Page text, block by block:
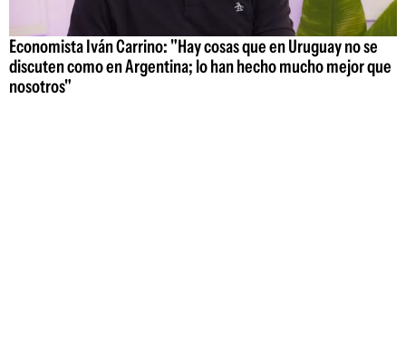
Economista Iván Carrino: "Hay cosas que en Uruguay no se
discuten como en Argentina; lo han hecho mucho mejor que
nosotros"